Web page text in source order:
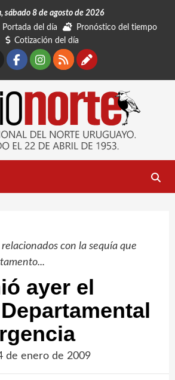
sábado 8 de agosto de 2026
Portada del día
Pronóstico del tiempo
Cotización del día
Facebook
Instagram
RSSContáctanos
con la sequía que
ayer el
de enero de 2009